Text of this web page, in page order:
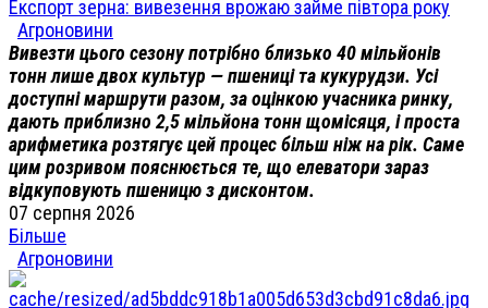
Експорт зерна: вивезення врожаю займе півтора року
Агроновини
Вивезти цього сезону потрібно близько 40 мільйонів
тонн лише двох культур — пшениці та кукурудзи. Усі
доступні маршрути разом, за оцінкою учасника ринку,
дають приблизно 2,5 мільйона тонн щомісяця, і проста
арифметика розтягує цей процес більш ніж на рік. Саме
цим розривом пояснюється те, що елеватори зараз
відкуповують пшеницю з дисконтом.
07 серпня 2026
Більше
Агроновини